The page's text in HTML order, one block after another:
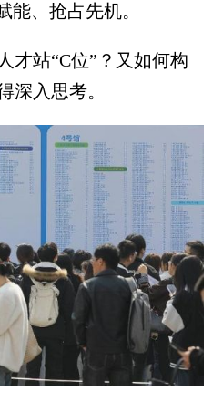
能、抢占先机。
站“C位”？又如何构
深入思考。